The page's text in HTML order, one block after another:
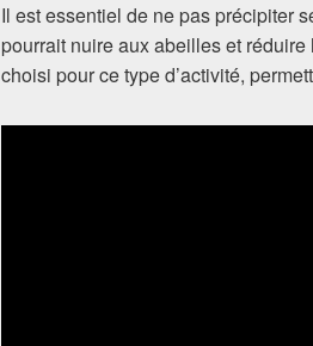
Il est essentiel de ne pas précipiter
pourrait nuire aux abeilles et
choisi pour ce type d’activité,